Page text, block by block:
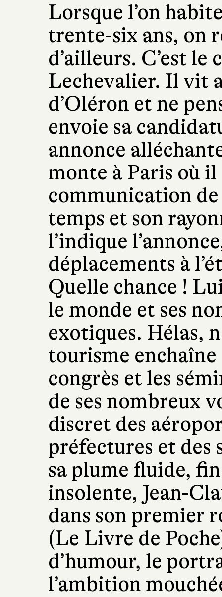
Lorsque l’on
trente-six ans, on
d’ailleurs. C’est le
Lechevalier. Il vit
d’Oléron et ne
envoie sa
annonce
monte à Paris où il
communication
temps et son
l’indique
déplacements à
Quelle chance !
le monde et ses
exotiques. Hélas,
tourisme
congrès et les
de ses nombreux
discret des
préfectures et des
sa plume fluide,
insolente, Jean-
dans son premier
(Le Livre de
d’humour, le
l’ambition